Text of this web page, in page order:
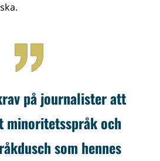
på journalister att
minoritetsspråk och
som hennes